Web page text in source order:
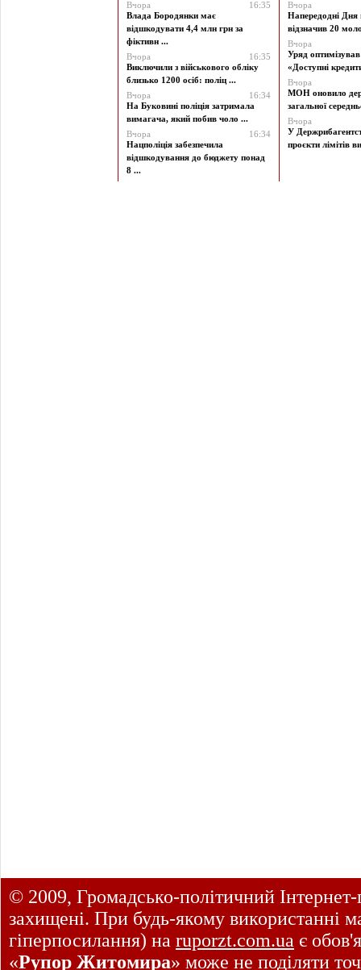
Вчора
16:35
Влада Бородянки має
відшкодувати 4,4 млн грн за
фіктивн ...
Вчора
16:35
Виключили з військового обліку
близько 1200 осіб: поліц ...
Вчора
16:34
На Буковині поліція затримала
вимагача, який побив чоло ...
Вчора
16:34
Нацполіція забезпечила
відшкодування до бюджету понад
8 ...
Вчора
Напередодні Дня
відзначив 20
Вчора
Уряд
«Доступні
Вчора
МОН оновило
загальної
Вчора
У
проєкти лімітів
© 2009, Громадсько-політичний
захищені. При будь-якому використанні
гіперпосилання) на ruporzt.com.ua є
«Рупор Житомира» може не поділяти